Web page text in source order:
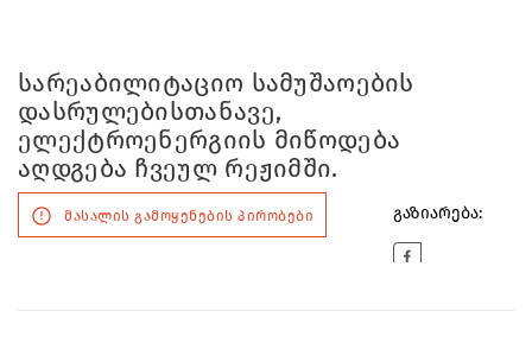
სარეაბილიტაციო სამუშაოების
დასრულებისთანავე,
ელექტროენერგიის მიწოდება
აღდგება ჩვეულ რეჟიმში.
მასალის გამოყენების პირობები გაზიარება: